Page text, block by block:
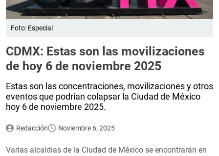
Foto: Especial
CDMX: Estas son las movilizaciones
de hoy 6 de noviembre 2025
Estas son las concentraciones, movilizaciones y otros
eventos que podrían colapsar la Ciudad de México
hoy 6 de noviembre 2025.
Redacción Noviembre 6, 2025
Varias alcaldías de la Ciudad de México se encontrarán en